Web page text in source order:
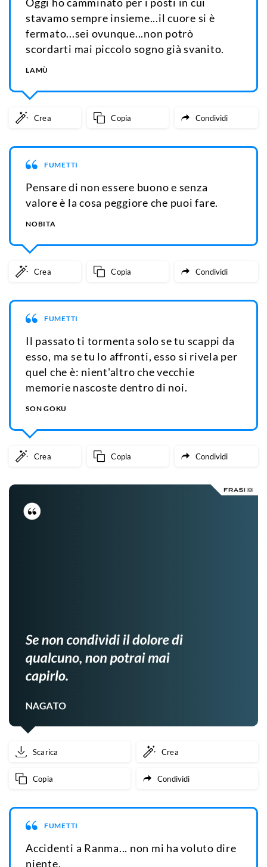
stavamo sempre insieme...il cuore si è
fermato...sei ovunque...non potrò
scordarti mai piccolo sogno già svanito.
LAMÙ
Crea Copia Condividi
FUMETTI
Pensare di non essere buono e senza
valore è la cosa peggiore che puoi fare.
NOBITA
Crea Copia Condividi
FUMETTI
Il passato ti tormenta solo se tu scappi da
esso, ma se tu lo affronti, esso si rivela per
quel che è: nient'altro che vecchie
memorie nascoste dentro di noi.
SON GOKU
Crea Copia Condividi
Scarica Crea
Copia Condividi
FUMETTI
Accidenti a Ranma... non mi ha voluto dire
niente.